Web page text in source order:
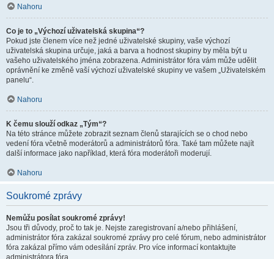
Nahoru
Co je to „Výchozí uživatelská skupina“?
Pokud jste členem více než jedné uživatelské skupiny, vaše výchozí
uživatelská skupina určuje, jaká a barva a hodnost skupiny by měla být u
vašeho uživatelského jména zobrazena. Administrátor fóra vám může udělit
oprávnění ke změně vaší výchozí uživatelské skupiny ve vašem „Uživatelském
panelu“.
Nahoru
K čemu slouží odkaz „Tým“?
Na této stránce můžete zobrazit seznam členů starajících se o chod nebo
vedení fóra včetně moderátorů a administrátorů fóra. Také tam můžete najít
další informace jako například, která fóra moderátoři moderují.
Nahoru
Soukromé zprávy
Nemůžu posílat soukromé zprávy!
Jsou tři důvody, proč to tak je. Nejste zaregistrovaní a/nebo přihlášení,
administrátor fóra zakázal soukromé zprávy pro celé fórum, nebo administrátor
fóra zakázal přímo vám odesílání zpráv. Pro více informací kontaktujte
administrátora fóra.